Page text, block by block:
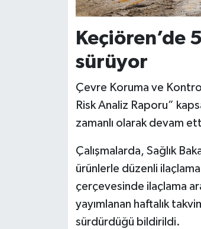
Keçiören’de
sürüyor
Çevre Koruma ve
Risk Analiz Raporu”
zamanlı olarak devam
Çalışmalarda, Sağlık
ürünlerle düzenli
çerçevesinde ilaçlama
yayımlanan haftalık
sürdürdüğü bildirildi.